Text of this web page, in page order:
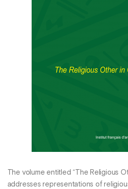
The volume entitled “The Religious
addresses representations of